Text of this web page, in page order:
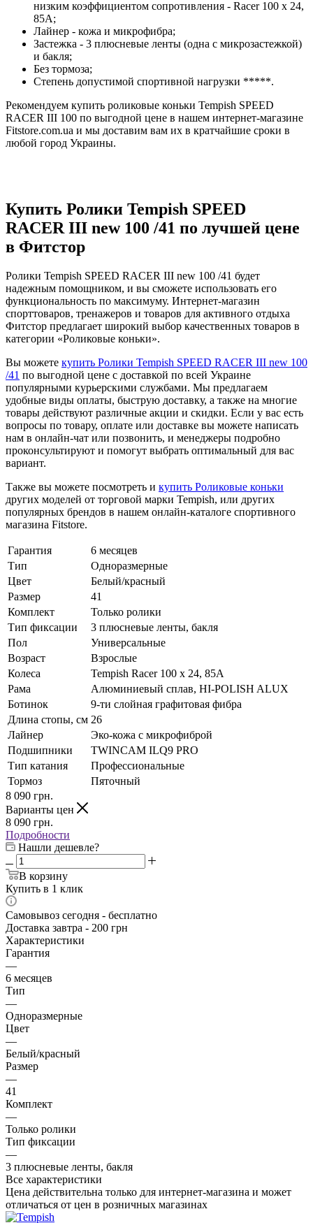
низким коэффициентом сопротивления - Racer 100 x 24,
85A;
Лайнер - кожа и микрофибра;
Застежка - 3 плюсневые ленты (одна с микрозастежкой)
и бакля;
Без тормоза;
Степень допустимой спортивной нагрузки *****.
Рекомендуем купить роликовые коньки Tempish SPEED
RACER III 100 по выгодной цене в нашем интернет-магазине
Fitstore.com.ua и мы доставим вам их в кратчайшие сроки в
любой город Украины.
Купить Ролики Tempish SPEED
RACER III new 100 /41 по лучшей цене
в Фитстор
Ролики Tempish SPEED RACER III new 100 /41 будет
надежным помощником, и вы сможете использовать его
функциональность по максимуму. Интернет-магазин
спорттоваров, тренажеров и товаров для активного отдыха
Фитстор предлагает широкий выбор качественных товаров в
категории «Роликовые коньки».
Вы можете купить Ролики Tempish SPEED RACER III new 100
/41 по выгодной цене с доставкой по всей Украине
популярными курьерскими службами. Мы предлагаем
удобные виды оплаты, быструю доставку, а также на многие
товары действуют различные акции и скидки. Если у вас есть
вопросы по товару, оплате или доставке вы можете написать
нам в онлайн-чат или позвонить, и менеджеры подробно
проконсультируют и помогут выбрать оптимальный для вас
вариант.
Также вы можете посмотреть и купить Роликовые коньки
других моделей от торговой марки Tempish, или других
популярных брендов в нашем онлайн-каталоге спортивного
магазина Fitstore.
Гарантия
6 месяцев
Тип
Одноразмерные
Цвет
Белый/красный
Размер
41
Комплект
Только ролики
Тип фиксации
3 плюсневые ленты, бакля
Пол
Универсальные
Возраст
Взрослые
Колеса
Tempish Racer 100 x 24, 85A
Рама
Алюминиевый сплав, HI-POLISH ALUX
Ботинок
9-ти слойная графитовая фибра
Длина стопы, см 26
Лайнер
Эко-кожа с микрофиброй
Подшипники
TWINCAM ILQ9 PRO
Тип катания
Профессиональные
Тормоз
Пяточный
8 090 грн.
Варианты цен
8 090 грн.
Подробности
Нашли дешевле?
В корзину
Купить в 1 клик
Самовывоз сегодня - бесплатно
Доставка завтра - 200 грн
Характеристики
Гарантия
—
6 месяцев
Тип
—
Одноразмерные
Цвет
—
Белый/красный
Размер
—
41
Комплект
—
Только ролики
Тип фиксации
—
3 плюсневые ленты, бакля
Все характеристики
Цена действительна только для интернет-магазина и может
отличаться от цен в розничных магазинах